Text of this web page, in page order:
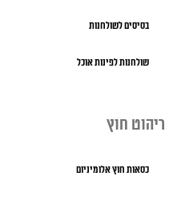
בסיסים לשולחנות
שולחנות לפינות אוכל
ריהוט חוץ
כסאות חוץ אלומיניום